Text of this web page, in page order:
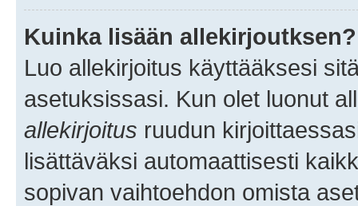
Kuinka lisään allekirjoutksen?
Luo allekirjoitus käyttääksesi
asetuksissasi. Kun olet luonut
allekirjoitus ruudun
lisättäväksi automaattisesti
sopivan vaihtoehdon omista